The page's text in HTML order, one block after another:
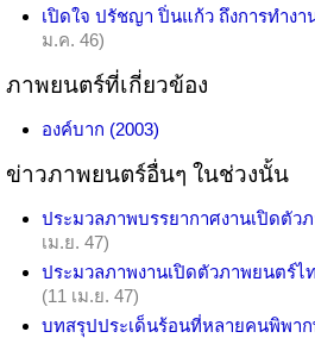
เปิดใจ ปรัชญา ปิ่นแก้ว ถึงการทำงา
ม.ค. 46)
ภาพยนตร์ที่เกี่ยวข้อง
องค์บาก (2003)
ข่าวภาพยนตร์อื่นๆ ในช่วงนั้น
ประมวลภาพบรรยากาศงานเปิดตัว
เม.ย. 47)
ประมวลภาพงานเปิดตัวภาพยนตร์ไ
(11 เม.ย. 47)
บทสรุปประเด็นร้อนที่หลายคนพิพา